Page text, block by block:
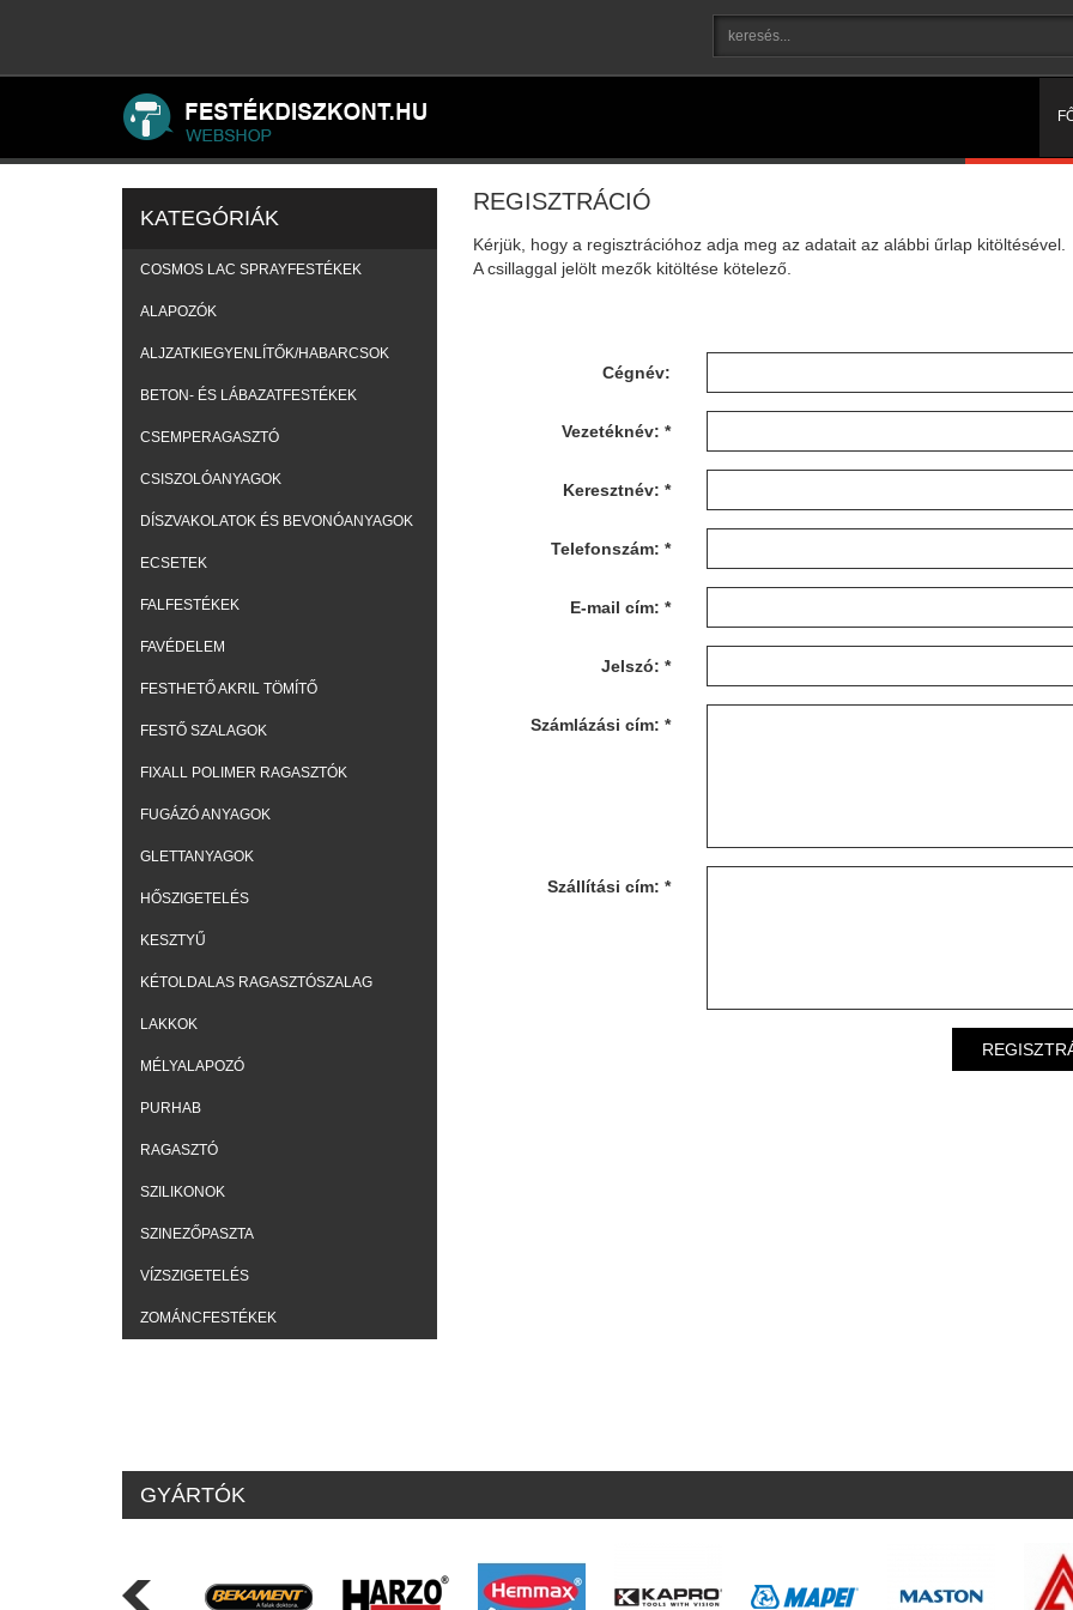
KATEGÓRIÁK
COSMOS LAC SPRAYFESTÉKEK
ALAPOZÓK
ALJZATKIEGYENLÍTŐK/HABARCSOK
BETON- ÉS LÁBAZATFESTÉKEK
CSEMPERAGASZTÓ
CSISZOLÓANYAGOK
DÍSZVAKOLATOK ÉS BEVONÓANYAGOK
ECSETEK
FALFESTÉKEK
FAVÉDELEM
FESTHETŐ AKRIL TÖMÍTŐ
FESTŐ SZALAGOK
FIXALL POLIMER RAGASZTÓK
FUGÁZÓ ANYAGOK
GLETTANYAGOK
HŐSZIGETELÉS
KESZTYŰ
KÉTOLDALAS RAGASZTÓSZALAG
LAKKOK
MÉLYALAPOZÓ
PURHAB
RAGASZTÓ
SZILIKONOK
SZINEZŐPASZTA
VÍZSZIGETELÉS
ZOMÁNCFESTÉKEK
REGISZTRÁCIÓ
Kérjük, hogy a regisztrációhoz adja meg az adatait az alábbi űrlap kitöltésével.
A csillaggal jelölt mezők kitöltése kötelező.
Cégnév:
Vezetéknév: *
Keresztnév: *
Telefonszám: *
E-mail cím: *
Jelszó: *
Számlázási cím: *
Szállítási cím: *
GYÁRTÓK